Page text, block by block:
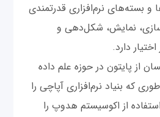
و بسته‌های نرم‌افزاری قدرتمندی
نمایش، شکل‌دهی و
دارد.
از پایتون در حوزه علم داده
که بنیاد نرم‌افزاری آپاچی را
از اکوسیستم هدوپ را